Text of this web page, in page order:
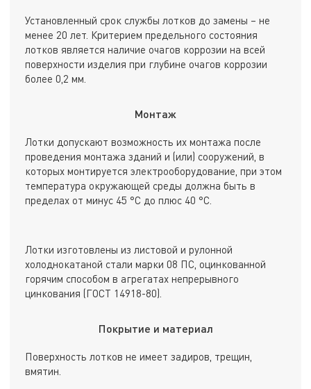
Установленный срок службы лотков до замены – не
менее 20 лет. Критерием предельного состояния
лотков является наличие очагов коррозии на всей
поверхности изделия при глубине очагов коррозии
более 0,2 мм.
Монтаж
Лотки допускают возможность их монтажа после
проведения монтажа зданий и (или) сооружений, в
которых монтируется электрооборудование, при этом
температура окружающей среды должна быть в
пределах от минус 45 °С до плюс 40 °С.
Лотки изготовлены из листовой и рулонной
холоднокатаной стали марки 08 ПС, оцинкованной
горячим способом в агрегатах непрерывного
цинкования (ГОСТ 14918-80).
Покрытие и материал
Поверхность лотков не имеет задиров, трещин,
вмятин.